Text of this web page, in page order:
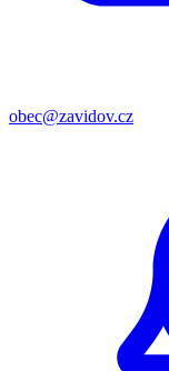
obec@zavidov.cz